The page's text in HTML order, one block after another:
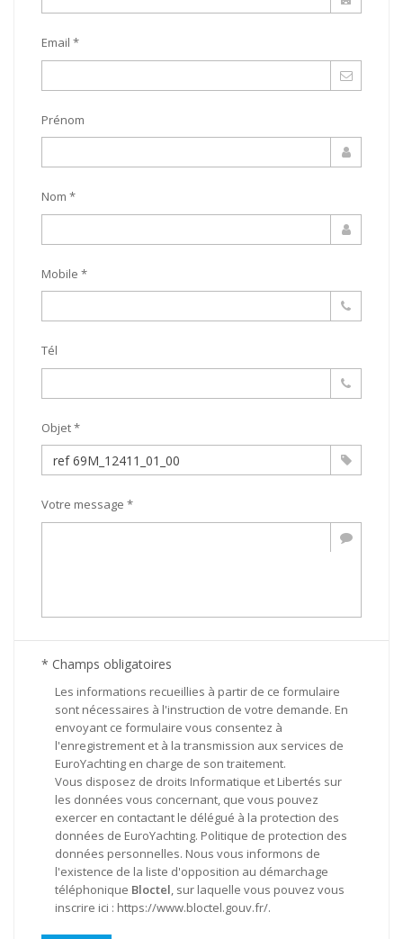
Email *
Prénom
Nom *
Mobile *
Tél
Objet *
Votre message *
* Champs obligatoires
Les informations recueillies à partir de ce formulaire
sont nécessaires à l'instruction de votre demande. En
envoyant ce formulaire vous consentez à
l'enregistrement et à la transmission aux services de
EuroYachting en charge de son traitement.
Vous disposez de droits Informatique et Libertés sur
les données vous concernant, que vous pouvez
exercer en contactant le délégué à la protection des
données de EuroYachting. Politique de protection des
données personnelles. Nous vous informons de
l'existence de la liste d'opposition au démarchage
téléphonique Bloctel, sur laquelle vous pouvez vous
inscrire ici : https://www.bloctel.gouv.fr/.